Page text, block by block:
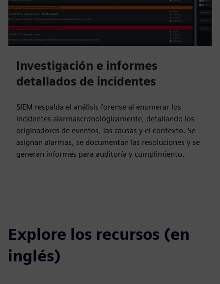
Investigación e informes
detallados de incidentes
SIEM respalda el análisis forense al enumerar los
incidentes alarmascronológicamente, detallando los
originadores de eventos, las causas y el contexto. Se
asignan alarmas, se documentan las resoluciones y se
generan informes para auditoría y cumplimiento.
Explore los recursos (en
inglés)